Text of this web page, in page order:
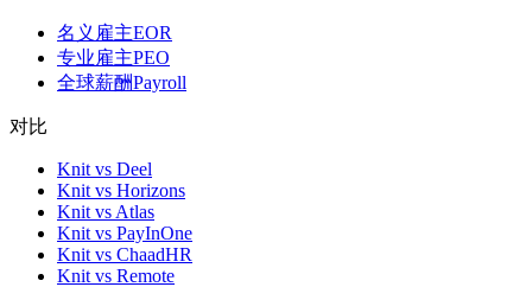
名义雇主EOR
专业雇主PEO
全球薪酬Payroll
对比
Knit vs Deel
Knit vs Horizons
Knit vs Atlas
Knit vs PayInOne
Knit vs ChaadHR
Knit vs Remote